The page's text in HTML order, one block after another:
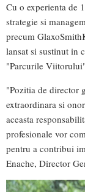
Cu o experienta de
strategie si
precum
lansat si sustinut in
"Parcurile
"Pozitia de director
extraordinara si
aceasta
profesionale vor
pentru a contribui
Enache, Director